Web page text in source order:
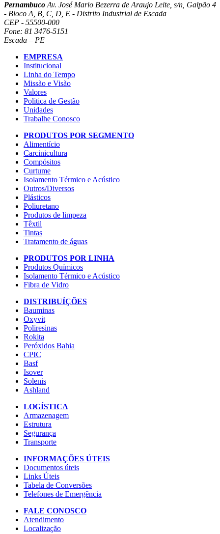
Pernambuco Av. José Mario Bezerra de Araujo Leite, s/n, Galpão 4
- Bloco A, B, C, D, E - Distrito Industrial de Escada
CEP - 55500-000
Fone: 81 3476-5151
Escada – PE
EMPRESA
Institucional
Linha do Tempo
Missão e Visão
Valores
Politica de Gestão
Unidades
Trabalhe Conosco
PRODUTOS POR SEGMENTO
Alimentício
Carcinicultura
Compósitos
Curtume
Isolamento Térmico e Acústico
Outros/Diversos
Plásticos
Poliuretano
Produtos de limpeza
Têxtil
Tintas
Tratamento de águas
PRODUTOS POR LINHA
Produtos Químicos
Isolamento Térmico e Acústico
Fibra de Vidro
DISTRIBUÍÇÕES
Bauminas
Oxyvit
Poliresinas
Rokita
Peróxidos Bahia
CPIC
Basf
Isover
Solenis
Ashland
LOGÍSTICA
Armazenagem
Estrutura
Segurança
Transporte
INFORMAÇÕES ÚTEIS
Documentos úteis
Links Úteis
Tabela de Conversões
Telefones de Emergência
FALE CONOSCO
Atendimento
Localização